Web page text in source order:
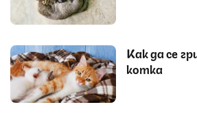
Как да се
котка